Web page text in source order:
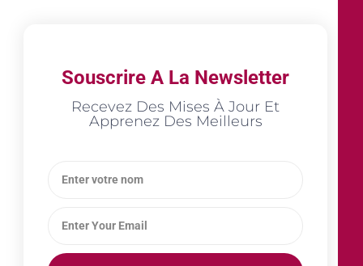
Souscrire A La Newsletter
Recevez Des Mises À Jour Et
Apprenez Des Meilleurs